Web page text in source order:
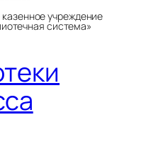
учреждение
система»